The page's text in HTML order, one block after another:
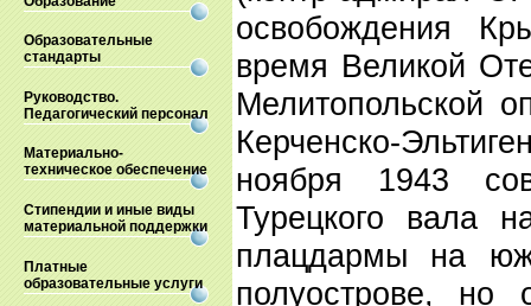
Образовательные
стандарты
Руководство.
Педагогический персонал
Материально-
техническое обеспечение
Стипендии и иные виды
материальной поддержки
Платные
образовательные услуги
освобождения
время Великой
Мелитопольской
Керченско-
ноября 1943
Турецкого вала
плацдармы на
полуострове,